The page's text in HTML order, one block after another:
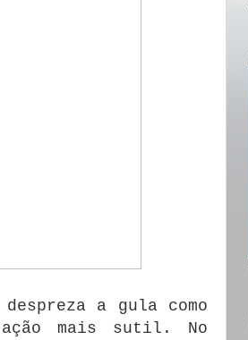
a gula como
mais sutil. No